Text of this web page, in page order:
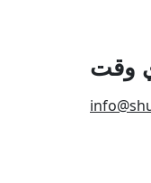
وقت